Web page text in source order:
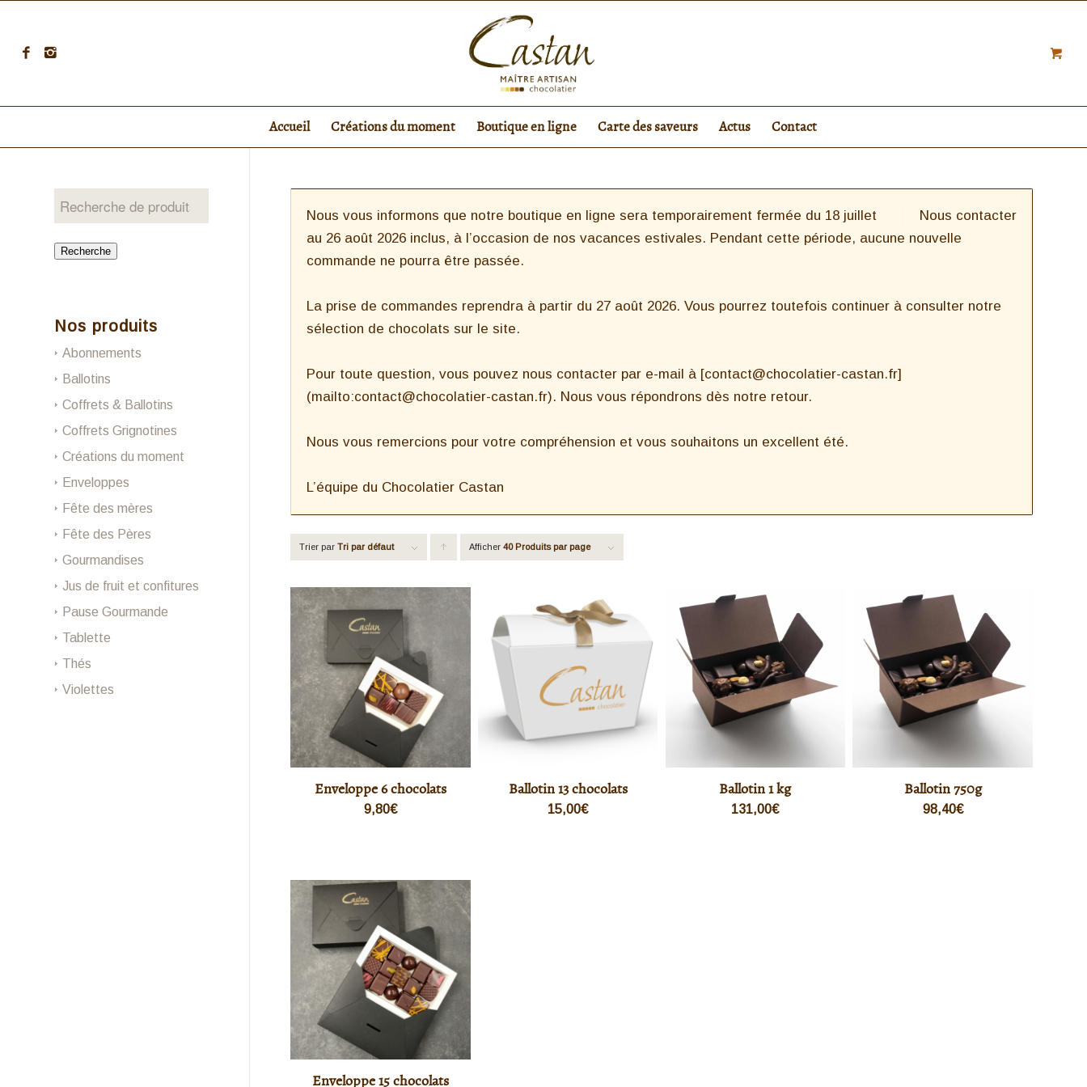
Accueil Créations du moment Boutique en ligne Carte des saveurs Actus Contact
Nous contacter
Nous vous informons que notre boutique en ligne sera temporairement fermée du 18 juillet
au 26 août 2026 inclus, à l’occasion de nos vacances estivales. Pendant cette période, aucune nouvelle
commande ne pourra être passée.
La prise de commandes reprendra à partir du 27 août 2026. Vous pourrez toutefois continuer à consulter notre
sélection de chocolats sur le site.
Pour toute question, vous pouvez nous contacter par e-mail à [contact@chocolatier-castan.fr]
(mailto:contact@chocolatier-castan.fr). Nous vous répondrons dès notre retour.
Nous vous remercions pour votre compréhension et vous souhaitons un excellent été.
L’équipe du Chocolatier Castan
Trier par Tri par défaut Cliquer
ordre
Afficher 40 Produits par page
Enveloppe 6 chocolats
9,80€
Ballotin 13 chocolats
15,00€
Ballotin 1 kg
131,00€
Ballotin 750g
98,40€
Enveloppe 15 chocolats
Recherche
Nos produits
Abonnements
Ballotins
Coffrets & Ballotins
Coffrets Grignotines
Créations du moment
Enveloppes
Fête des mères
Fête des Pères
Gourmandises
Jus de fruit et confitures
Pause Gourmande
Tablette
Thés
Violettes